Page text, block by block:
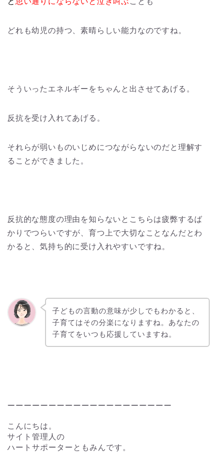
どれも幼児の持つ、素晴らしい能力なのですね。
そういったエネルギーをちゃんと出させてあげる。
反抗を受け入れてあげる。
それらが弱いものいじめにつながらないのだと理解す
ることができました。
反抗的な態度の理由を知らないとこちらは疲弊するば
かりでつらいですが、育つ上で大切なことなんだとわ
かると、気持ち的に受け入れやすいですね。
子どもの言動の意味が少しでもわかると、
子育てはその分楽になりますね。あなたの
子育てをいつも応援していますね。
ーーーーーーーーーーーーーーーーーーーー
こんにちは。
サイト管理人の
ハートサポーターともみんです。